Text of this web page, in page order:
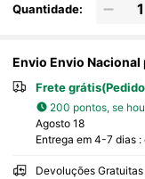
Quantidade:
Envio Envio Nacional
Frete
200 pontos, se
Agosto 18
Entrega em 4-7 dias
Devoluções Gratuitas